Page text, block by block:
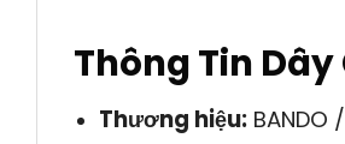
Thông Tin Dây
Thương hiệu:BANDO /